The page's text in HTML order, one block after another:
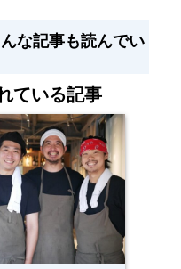
な記事も読んでい
ている記事